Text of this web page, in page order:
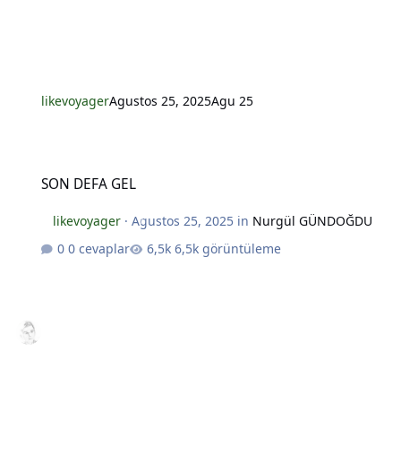
likevoyagerAgustos 25, 2025Agu 25
SON DEFA GEL
likevoyager· Agustos 25, 2025in Nurgül GÜNDOĞDU
0 cevaplar
6,5k görüntüleme